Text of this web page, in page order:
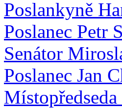
Poslankyně
Poslanec Petr
Senátor
Poslanec Jan